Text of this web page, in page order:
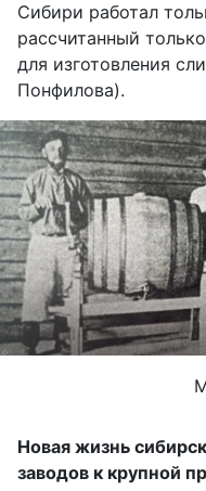
Сибири работал
рассчитанный
для изготовления
Понфилова).
Новая жизнь
заводов к крупной